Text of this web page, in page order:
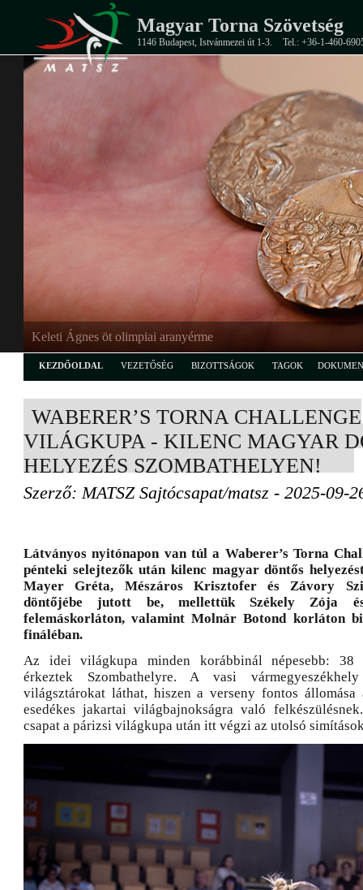
Magyar Torna Szövetség
1146 Budapest, Istvánmezei út 1-3. Tel.: +36-1-460-
EB-ezüstérmes junior férfi csapat
KEZDŐOLDAL VEZETŐSÉG BIZOTTSÁGOK TAGOK
WABERER’S TORNA CHALLENGE
VILÁGKUPA - KILENC MAGYAR
HELYEZÉS SZOMBATHELYEN!
Szerző: MATSZ Sajtócsapat/matsz - 2025-09-
Látványos nyitónapon van túl a Waberer’s Torna
pénteki selejtezők után kilenc magyar döntős
Mayer Gréta, Mészáros Krisztofer és Závory
döntőjébe jutott be, mellettük Székely Zója
felemáskorláton, valamint Molnár Botond korláton
fináléban.
Az idei világkupa minden korábbinál népesebb: 38
érkeztek Szombathelyre. A vasi
világsztárokat láthat, hiszen a verseny fontos
esedékes jakartai világbajnokságra való
csapat a párizsi világkupa után itt végzi az utolsó